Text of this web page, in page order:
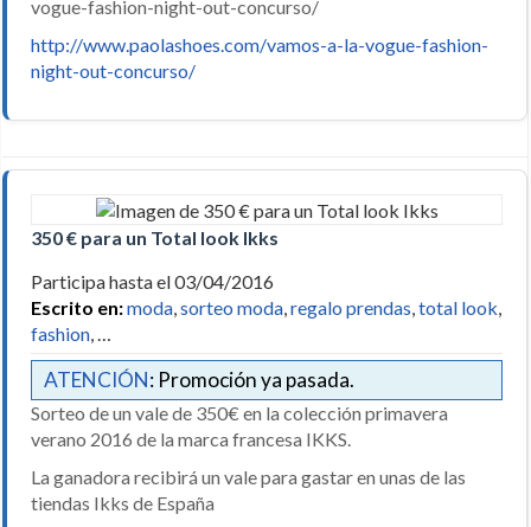
vogue-fashion-night-out-concurso/
http://www.paolashoes.com/vamos-a-la-vogue-fashion-
night-out-concurso/
350 € para un Total look Ikks
Participa hasta el 03/04/2016
Escrito en:moda,sorteo moda,regalo prendas,total look,
fashion, …
ATENCIÓN: Promoción ya pasada.
Sorteo de un vale de 350€ en la colección primavera
verano 2016 de la marca francesa IKKS.
La ganadora recibirá un vale para gastar en unas de las
tiendas Ikks de España